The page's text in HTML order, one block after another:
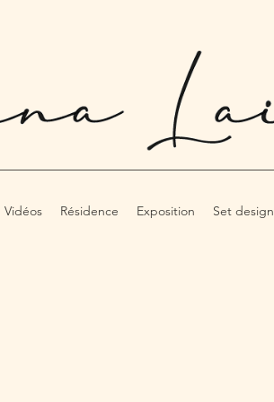
Vidéos Résidence Exposition Set design